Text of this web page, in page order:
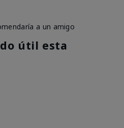
a un amigo
útil esta